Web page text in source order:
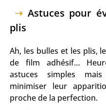
Astuces pour
plis
Ah, les bulles et les plis,
de film adhésif…
astuces simples
minimiser leur
proche de la perfection.